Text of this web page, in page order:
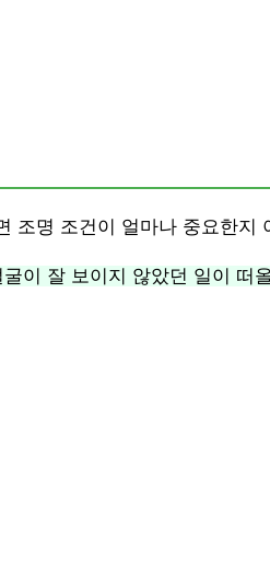
조명 조건이 얼마나 중요한지
이 잘 보이지 않았던 일이 떠